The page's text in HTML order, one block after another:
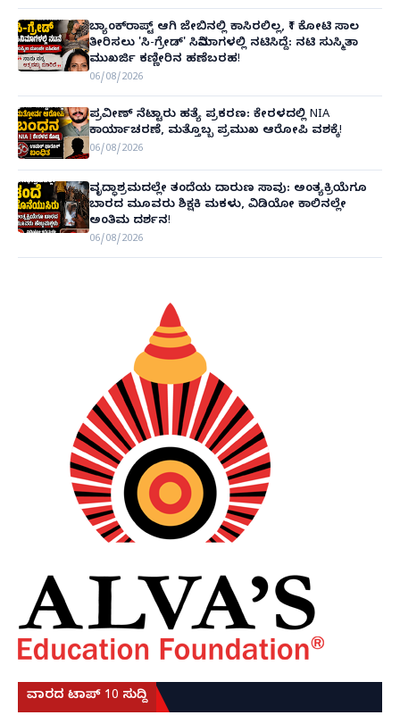
ಬ್ಯಾಂಕ್‌ರಾಪ್ಟ್‌ ಆಗಿ ಜೇಬಿನಲ್ಲಿ ಕಾಸಿರಲಿಲ್ಲ, ₹1 ಕೋಟಿ ಸಾಲ
ತೀರಿಸಲು 'ಸಿ-ಗ್ರೇಡ್' ಸಿನಿಮಾಗಳಲ್ಲಿ ನಟಿಸಿದ್ದೆ: ನಟಿ ಸುಸ್ಮಿತಾ
ಮುಖರ್ಜಿ ಕಣ್ಣೀರಿನ ಹಣೆಬರಹ!
06/08/2026
ಪ್ರವೀಣ್ ನೆಟ್ಟಾರು ಹತ್ಯೆ ಪ್ರಕರಣ: ಕೇರಳದಲ್ಲಿ NIA
ಕಾರ್ಯಾಚರಣೆ, ಮತ್ತೊಬ್ಬ ಪ್ರಮುಖ ಆರೋಪಿ ವಶಕ್ಕೆ!
06/08/2026
ವೃದ್ಧಾಶ್ರಮದಲ್ಲೇ ತಂದೆಯ ದಾರುಣ ಸಾವು: ಅಂತ್ಯಕ್ರಿಯೆಗೂ
ಬಾರದ ಮೂವರು ಶಿಕ್ಷಕಿ ಮಕಳು, ವಿಡಿಯೋ ಕಾಲಿನಲ್ಲೇ
ಅಂತಿಮ ದರ್ಶನ!
06/08/2026
ವಾರದ ಟಾಪ್ 10 ಸುದ್ದಿ